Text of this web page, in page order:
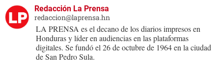
Redacción La Prensa
redaccion@laprensa.hn
LA PRENSA es el decano de los diarios impresos en
Honduras y líder en audiencias en las plataformas
digitales. Se fundó el 26 de octubre de 1964 en la ciudad
de San Pedro Sula.